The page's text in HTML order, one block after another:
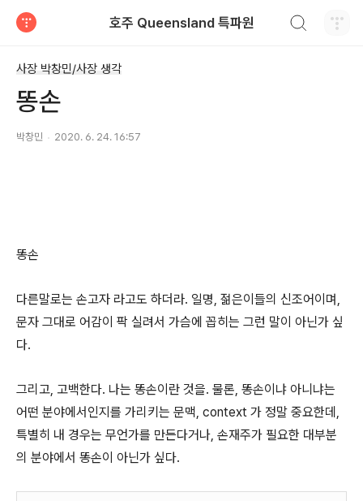
호주 Queensland 특파원
사장 박창민/사장 생각
똥손
박창민 2020. 6. 24. 16:57
똥손
다른말로는 손고자 라고도 하더라. 일명, 젊은이들의 신조어이며,
문자 그대로 어감이 팍 실려서 가슴에 꼽히는 그런 말이 아닌가 싶
다.
그리고, 고백한다. 나는 똥손이란 것을. 물론, 똥손이냐 아니냐는
어떤 분야에서인지를 가리키는 문맥, context 가 정말 중요한데 ,
특별히 내 경우는 무언가를 만든다거나, 손재주가 필요한 대부분
의 분야에서 똥손이 아닌가 싶다.